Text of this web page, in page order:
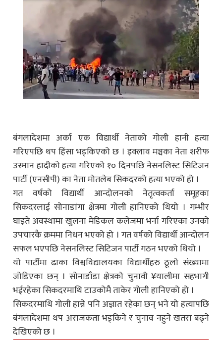
बंगलादेशमा अर्का एक विद्यार्थी नेताको गोली हानी हत्या
गरिएपछि थप हिंसा भड्किएको छ । इक्लाव मञ्चका नेता शरीफ
उस्मान हादीको हत्या गरिएको १० दिनपछि नेसनलिस्ट सिटिजन
पार्टी (एनसीपी) का नेता मोतलेब सिकदरको हत्या भएको हो ।
गत वर्षको विद्यार्थी आन्दोलनको नेतृत्वकर्ता समूहका
सिकदरलाई सोनाडांगा क्षेत्रमा गोली हानिएको थियो । गम्भीर
घाइते अवस्थामा खुलना मेडिकल कलेजमा भर्ना गरिएका उनको
उपचारकै क्रममा निधन भएको हो । गत वर्षको विद्यार्थी आन्दोलन
सफल भएपछि नेसनलिस्ट सिटिजन पार्टी गठन भएको थियो ।
यो पार्टीमा ढाका विश्वविद्यालयका विद्यार्थीहरु ठूलो संख्यामा
जोडिएका छन् । सोनाडाँडा क्षेत्रको चुनावी ¥यालीमा सहभागी
भईरहेका सिकदरमाथि टाउकोमै ताकेर गोली हानिएको हो ।
सिकदरमाथि गोली हान्ने पनि अज्ञात रहेका छन् भने यो हत्यापछि
बंगलादेशमा थप अराजकता भड्किने र चुनाव नहुने खतरा बढ्ने
देखिएको छ ।